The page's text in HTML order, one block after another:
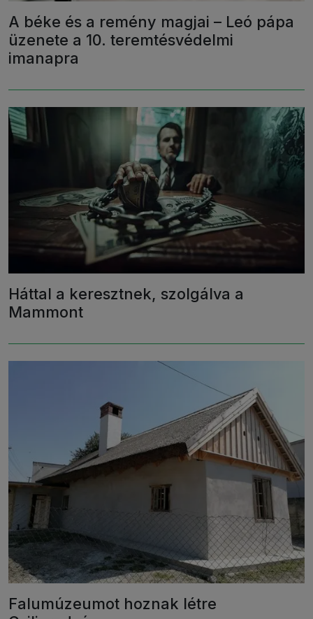
A béke és a remény magjai – Leó pápa
üzenete a 10. teremtésvédelmi
imanapra
Háttal a keresztnek, szolgálva a
Mammont
Falumúzeumot hoznak létre